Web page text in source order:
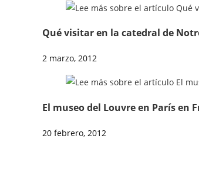
Qué visitar en la catedral de
2 marzo, 2012
El museo del Louvre en París en
20 febrero, 2012